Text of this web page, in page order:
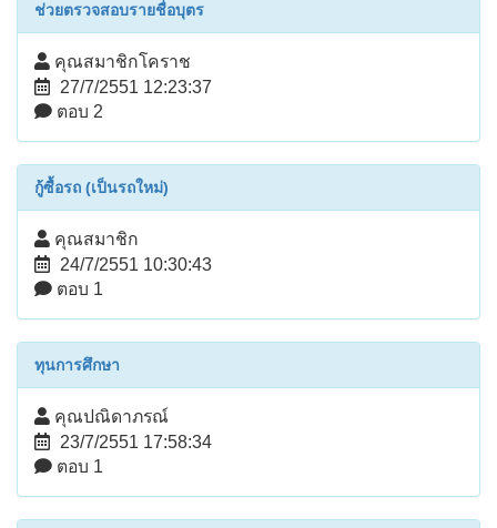
ช่วยตรวจสอบรายชื่อบุตร
คุณสมาชิกโคราช
27/7/2551 12:23:37
ตอบ 2
กู้ซื้อรถ (เป็นรถใหม่)
คุณสมาชิก
24/7/2551 10:30:43
ตอบ 1
ทุนการศึกษา
คุณปณิดาภรณ์
23/7/2551 17:58:34
ตอบ 1